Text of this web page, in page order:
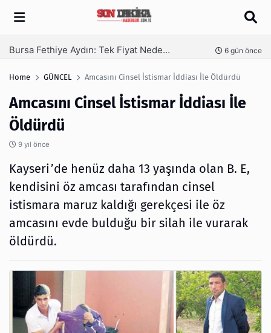
Arama
SEO Hizmeti Alırken Kandırılmamak İçin Bilinmesi Gerekenler 1 hafta önce
Home GÜNCEL Amcasını Cinsel İstismar İddiası İle Öldürdü
Amcasını Cinsel İstismar İddiası İle
Öldürdü
9 yıl önce
Kayseri’de henüz daha 13 yaşında olan B. E,
kendisini öz amcası tarafından cinsel
istismara maruz kaldığı gerekçesi ile öz
amcasını evde bulduğu bir silah ile vurarak
öldürdü.